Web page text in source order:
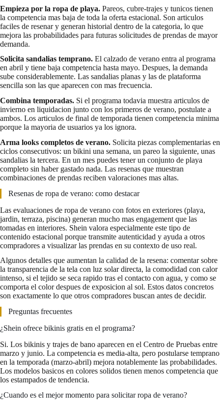
Empieza por la ropa de playa. Pareos, cubre-trajes y tunicos tienen
la competencia mas baja de toda la oferta estacional. Son articulos
faciles de resenar y generan historial dentro de la categoria, lo que
mejora las probabilidades para futuras solicitudes de prendas de mayor
demanda.
Solicita sandalias temprano. El calzado de verano entra al programa
en abril y tiene baja competencia hasta mayo. Despues, la demanda
sube considerablemente. Las sandalias planas y las de plataforma
sencilla son las que aparecen con mas frecuencia.
Combina temporadas. Si el programa todavia muestra articulos de
invierno en liquidacion junto con los primeros de verano, postulate a
ambos. Los articulos de final de temporada tienen competencia minima
porque la mayoria de usuarios ya los ignora.
Arma looks completos de verano. Solicita piezas complementarias en
ciclos consecutivos: un bikini una semana, un pareo la siguiente, unas
sandalias la tercera. En un mes puedes tener un conjunto de playa
completo sin haber gastado nada. Las resenas que muestran
combinaciones de prendas reciben valoraciones mas altas.
Resenas de ropa de verano: como destacar
Las evaluaciones de ropa de verano con fotos en exteriores (playa,
jardin, terraza, piscina) generan mucho mas engagement que las
tomadas en interiores. Shein valora especialmente este tipo de
contenido estacional porque transmite autenticidad y ayuda a otros
compradores a visualizar las prendas en su contexto de uso real.
Algunos detalles que aumentan la calidad de la resena: comentar sobre
la transparencia de la tela con luz solar directa, la comodidad con calor
intenso, si el tejido se seca rapido tras el contacto con agua, y como se
comporta el color despues de exposicion al sol. Estos datos concretos
son exactamente lo que otros compradores buscan antes de decidir.
Preguntas frecuentes
¿Shein ofrece bikinis gratis en el programa?
Si. Los bikinis y trajes de bano aparecen en el Centro de Pruebas entre
marzo y junio. La competencia es media-alta, pero postularse temprano
en la temporada (marzo-abril) mejora notablemente las probabilidades.
Los modelos basicos en colores solidos tienen menos competencia que
los estampados de tendencia.
¿Cuando es el mejor momento para solicitar ropa de verano?